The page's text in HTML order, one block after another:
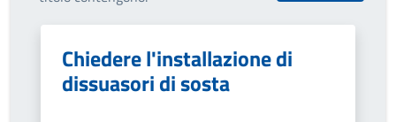
Chiedere l'installazione di
dissuasori di sosta